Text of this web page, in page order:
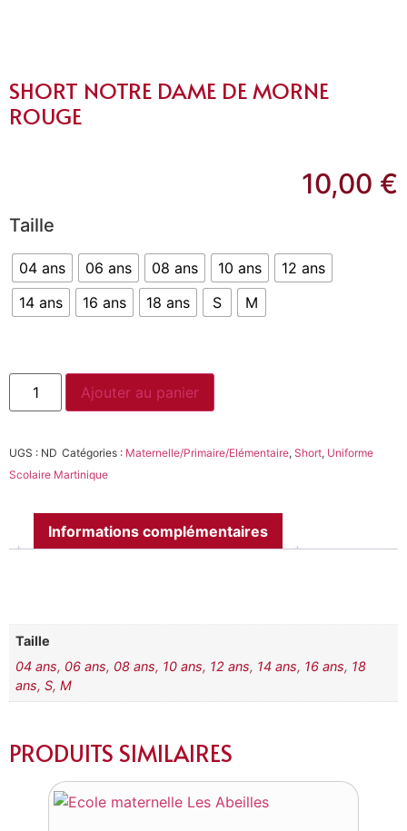
SHORT NOTRE DAME DE MORNE
ROUGE
10,00 €
Taille
04 ans 06 ans 08 ans 10 ans
12 ans
14 ans
16 ans 18 ans S M
Ajouter au panier
UGS : ND Catégories : Maternelle/Primaire/Elémentaire, Short, Uniforme
Scolaire Martinique
Informations complémentaires
Taille
04 ans, 06 ans, 08 ans, 10 ans, 12 ans, 14 ans, 16 ans, 18
ans,S,M
PRODUITS SIMILAIRES